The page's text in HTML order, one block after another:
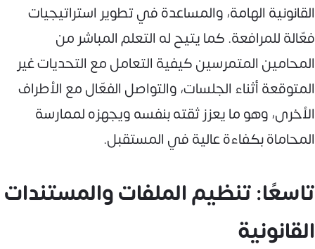
القانونية الهامة، والمساعدة في تطوير استراتيجيات
فعّالة للمرافعة. كما يتيح له التعلم المباشر من
المحامين المتمرسين كيفية التعامل مع التحديات غير
المتوقعة أثناء الجلسات، والتواصل الفعّال مع الأطراف
الأخرى، وهو ما يعزز ثقته بنفسه ويجهزه لممارسة
المحاماة بكفاءة عالية في المستقبل.
تاسعًا: تنظيم الملفات والمستندات
القانونية